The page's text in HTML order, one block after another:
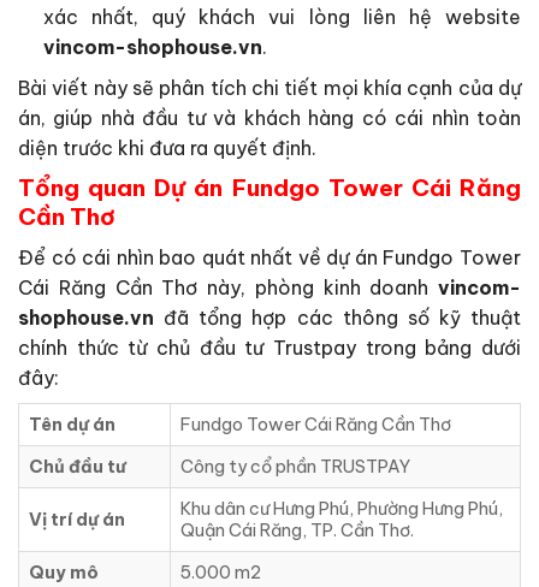
xác nhất, quý khách vui lòng liên hệ website
vincom-shophouse.vn.
Bài viết này sẽ phân tích chi tiết mọi khía cạnh của dự
án, giúp nhà đầu tư và khách hàng có cái nhìn toàn
diện trước khi đưa ra quyết định.
Tổng quan Dự án Fundgo Tower Cái Răng
Cần Thơ
Để có cái nhìn bao quát nhất về dự án Fundgo Tower
Cái Răng Cần Thơ này, phòng kinh doanh vincom-
shophouse.vn đã tổng hợp các thông số kỹ thuật
chính thức từ chủ đầu tư Trustpay trong bảng dưới
đây:
Tên dự án
Fundgo Tower Cái Răng Cần Thơ
Chủ đầu tư
Công ty cổ phần TRUSTPAY
Vị trí dự án
Khu dân cư Hưng Phú, Phường Hưng Phú,
Quận Cái Răng, TP. Cần Thơ.
Quy mô
5.000 m2